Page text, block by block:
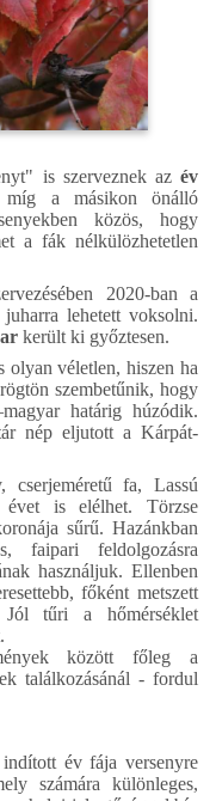
is szerveznek az év
a másikon önálló
közös, hogy
a fák nélkülözhetetlen
2020-ban a
lehetett voksolni.
került ki győztesen.
olyan véletlen, hiszen ha
szembetűnik, hogy
határig húzódik.
nép eljutott a Kárpát-
cserjeméretű fa, Lassú
évet is elélhet. Törzse
sűrű. Hazánkban
faipari feldolgozásra
használjuk. Ellenben
főként metszett
Jól tűri a hőmérséklet
között főleg a
találkozásánál - fordul
év fája versenyre
számára különleges,